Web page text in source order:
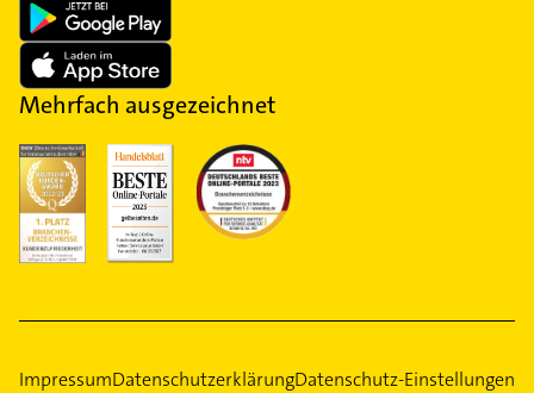
Mehrfach ausgezeichnet
ImpressumDatenschutzerklärungDatenschutz-Einstellungen